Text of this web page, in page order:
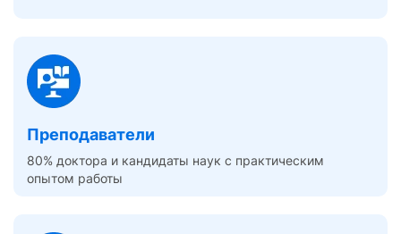
Преподаватели
80% доктора и кандидаты наук с практическим
опытом работы